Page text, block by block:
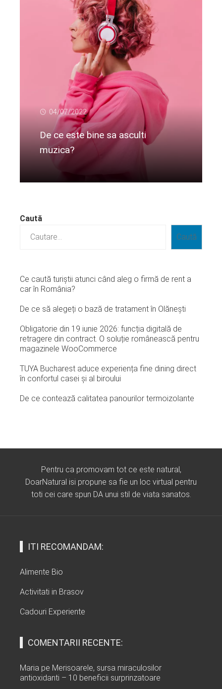
04/07/2022
De ce este bine sa asculti
muzica?
Caută
Caută
Ce caută turiștii atunci când aleg o firmă de rent a
car în România?
De ce să alegeți o bază de tratament în Olănești
Obligatorie din 19 iunie 2026: funcția digitală de
retragere din contract. O soluție românească pentru
magazinele WooCommerce
TUYA Bucharest aduce experiența fine dining direct
în confortul casei și al biroului
De ce contează calitatea panourilor termoizolante
Pentru ca promovam tot ce este natural,
DoarNatural isi propune sa fie un loc virtual pentru
toti cei care spun DA unui stil de viata sanatos.
ITI RECOMANDAM:
Alimente Bio
Activitati in Brasov
Cadouri Experiente
COMENTARII RECENTE:
Maria pe Merisoarele, sursa miraculosilor
antioxidanti – 10 beneficii surprinzatoare